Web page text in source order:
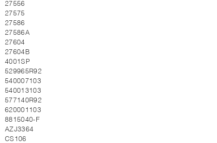
27556
27575
27586
27586A
27604
27604B
4001SP
529965R92
540007103
540013103
577140R92
620001103
8815040-F
AZJ3364
CS106